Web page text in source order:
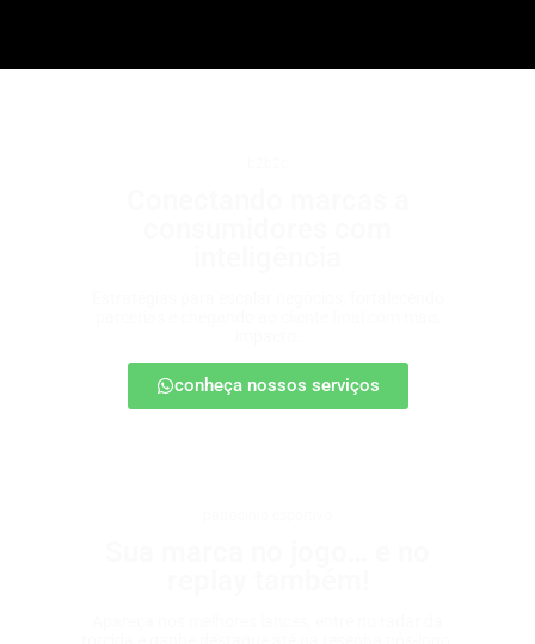
conheça nossos serviços